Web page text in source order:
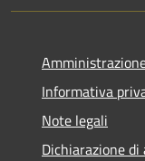
Informativa
Note legali
Dichiarazione